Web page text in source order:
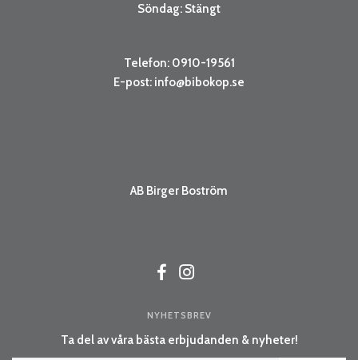
Söndag: Stängt
Telefon: 0910-19561
E-post: info@bibokop.se
AB Birger Boström
NYHETSBREV
Ta del av våra bästa erbjudanden & nyheter!